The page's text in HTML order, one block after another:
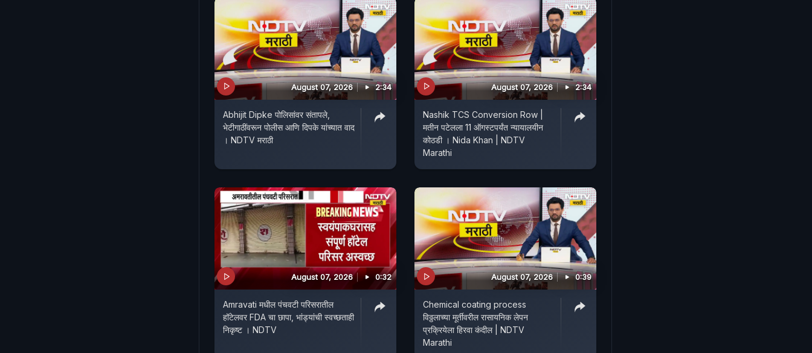
August 07, 2026 2:34
Abhijit Dipke पोलिसांवर संतापले,
भेटीगाठींवरून पोलीस आणि दिपके यांच्यात वाद
। NDTV मराठी
August 07, 2026 2:34
Nashik TCS Conversion Row |
मतीन पटेलला 11 ऑगस्टपर्यंत न्यायालयीन
कोठडी । Nida Khan | NDTV
Marathi
August 07, 2026 0:32
Amravati मधील पंचवटी परिसरातील
हॉटेलवर FDA चा छापा, भांड्यांची स्वच्छताही
निकृष्ट । NDTV
August 07, 2026 0:39
Chemical coating process
विठ्ठलाच्या मूर्तीवरील रासायनिक लेपन
प्रक्रियेला हिरवा कंदील | NDTV
Marathi